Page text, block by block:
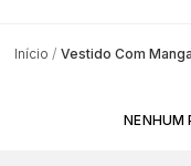
Início Vestido Com
NENHUM